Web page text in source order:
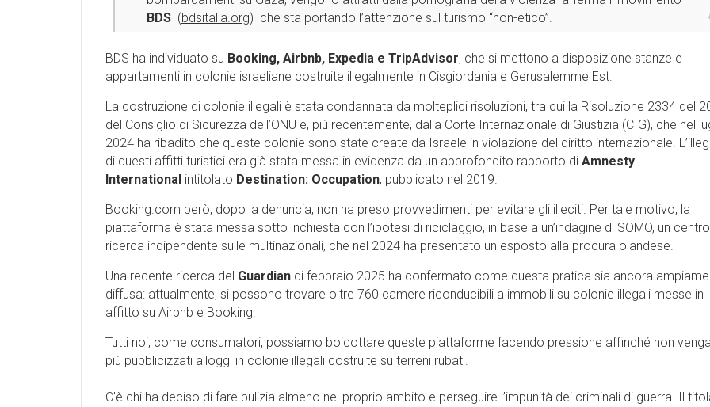
BDS (bdsitalia.org) che sta portando l’attenzione sul turismo “non-etico”.
BDS ha individuato su Booking, Airbnb, Expedia e TripAdvisor, che si mettono a disposizione stanze e
appartamenti in colonie israeliane costruite illegalmente in Cisgiordania e Gerusalemme Est.
La costruzione di colonie illegali è stata condannata da molteplici risoluzioni, tra cui la Risoluzione 2334 del
del Consiglio di Sicurezza dell’ONU e, più recentemente, dalla Corte Internazionale di Giustizia (CIG), che nel
2024 ha ribadito che queste colonie sono state create da Israele in violazione del diritto internazionale.
di questi affitti turistici era già stata messa in evidenza da un approfondito rapporto di Amnesty
International intitolato Destination: Occupation, pubblicato nel 2019.
Booking.com però, dopo la denuncia, non ha preso provvedimenti per evitare gli illeciti. Per tale motivo, la
piattaforma è stata messa sotto inchiesta con l’ipotesi di riciclaggio, in base a un’indagine di SOMO, un
ricerca indipendente sulle multinazionali, che nel 2024 ha presentato un esposto alla procura olandese.
Una recente ricerca del Guardian di febbraio 2025 ha confermato come questa pratica sia ancora
diffusa: attualmente, si possono trovare oltre 760 camere riconducibili a immobili su colonie illegali messe in
affitto su Airbnb e Booking.
Tutti noi, come consumatori, possiamo boicottare queste piattaforme facendo pressione affinché non
più pubblicizzati alloggi in colonie illegali costruite su terreni rubati.
C'è chi ha deciso di fare pulizia almeno nel proprio ambito e perseguire l’impunità dei criminali di guerra. Il